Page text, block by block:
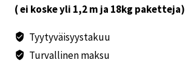
( ei koske yli 1,2 m ja 18kg paketteja)
Tyytyväisyystakuu
Turvallinen maksu